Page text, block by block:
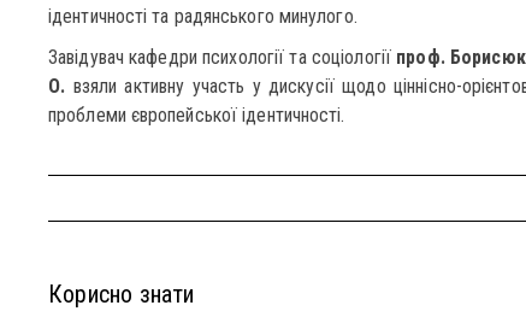
ідентичності та радянського минулого.
Завідувач кафедри психології та соціології проф.
О. взяли активну участь у дискусії щодо ціннісно-
проблеми європейської ідентичності.
Корисно знати